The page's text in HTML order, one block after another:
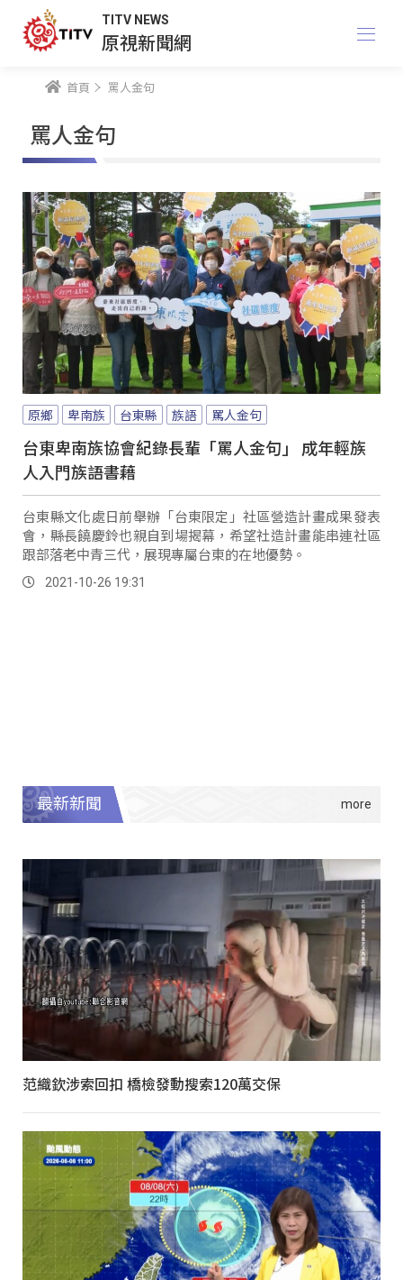
TITV NEWS
原視新聞網
首頁 罵人金句
罵人金句
原鄉 卑南族 台東縣 族語 罵人金句
台東卑南族協會紀錄長輩「罵人金句」 成年輕族
人入門族語書藉
台東縣文化處日前舉辦「台東限定」社區營造計畫成果發表
會，縣長饒慶鈴也親自到場揭幕，希望社造計畫能串連社區
跟部落老中青三代，展現專屬台東的在地優勢。
2021-10-26 19:31
最新新聞
范織欽涉索回扣 橋檢發動搜索120萬交保